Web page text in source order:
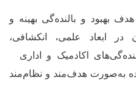
بهبود و بالنده‌گی بهینه و
در ابعاد علمی، انکشافی،
های اکادمیک و اداری
به‌صورت هدف‌مند و نظام‌مند